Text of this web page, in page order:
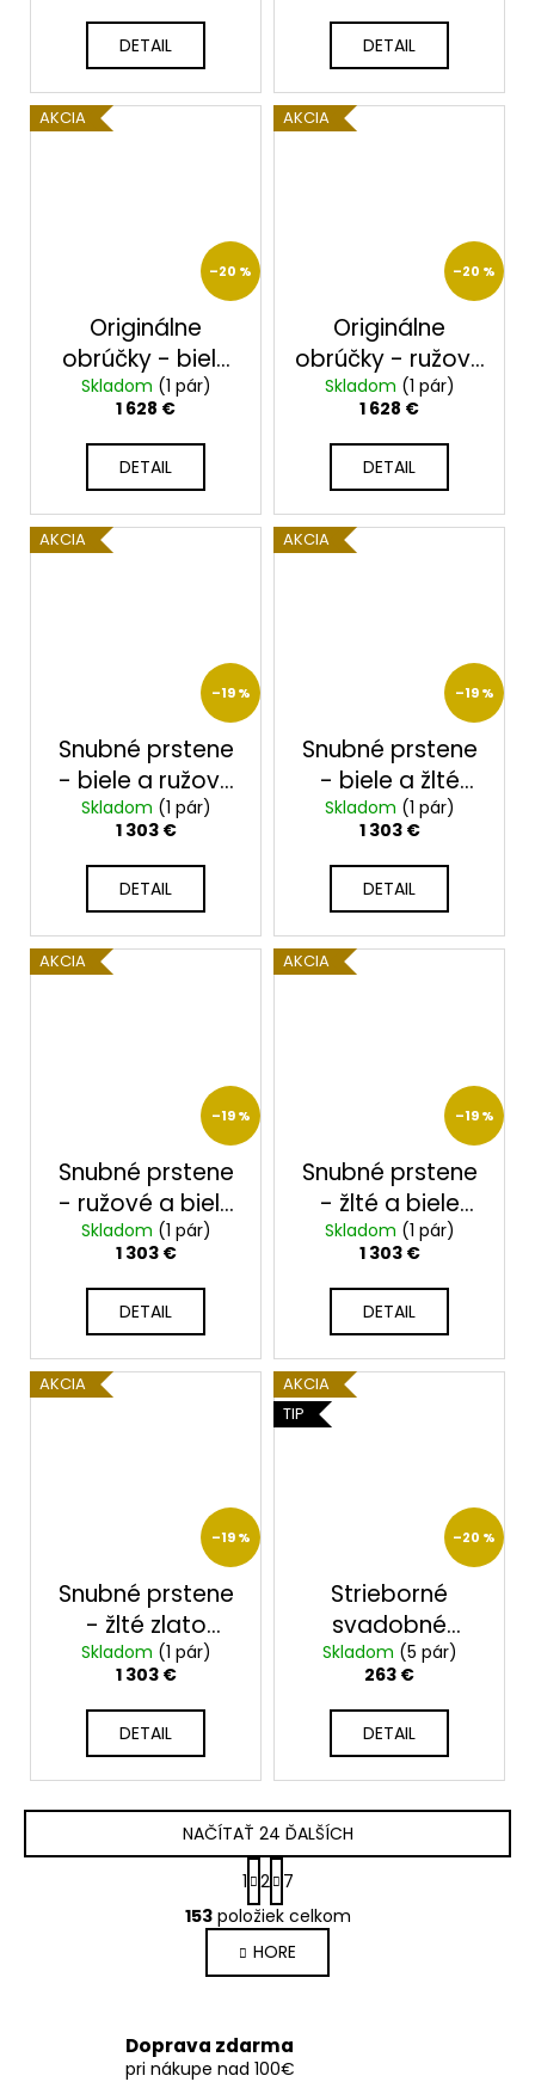
DETAIL DETAIL
AKCIA
–20 %
Originálne
obrúčky - biele
zlato 2014092/B
Skladom (1 pár)
1 628 €
DETAIL
AKCIA
–20 %
Originálne
obrúčky - ružové
zlato 2014092/R
Skladom (1 pár)
1 628 €
DETAIL
AKCIA
–19 %
Snubné prstene
- biele a ružové
zlato
2014118/BRX
Skladom (1 pár)
1 303 €
DETAIL
AKCIA
–19 %
Snubné prstene
- biele a žlté
zlato
2014118/BZX
Skladom (1 pár)
1 303 €
DETAIL
AKCIA
–19 %
Snubné prstene
- ružové a biele
zlato
2014118/RBX
Skladom (1 pár)
1 303 €
DETAIL
AKCIA
–19 %
Snubné prstene
- žlté a biele
zlato
2014118/ZBX
Skladom (1 pár)
1 303 €
DETAIL
AKCIA
–19 %
Snubné prstene
- žlté zlato
2014118/ZX
Skladom (1 pár)
1 303 €
DETAIL
AKCIA
TIP
–20 %
Strieborné
svadobné
obrúčky
2014011/3S
Skladom (5 pár)
263 €
DETAIL
O
v
l
á
a
c
NAČÍTAŤ 24 ĎALŠÍCH
S
t
r
á
n
k
a
n
1 2
7
153položiek celkom
HORE
Doprava zdarma
pri nákupe nad 100€